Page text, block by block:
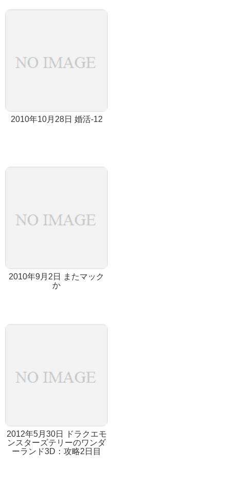
2010年10月28日 婚活-12
2010年9月2日 またマック
か
2012年5月30日 ドラクエモ
ンスターズテリーのワンダ
ーランド3D：攻略2日目